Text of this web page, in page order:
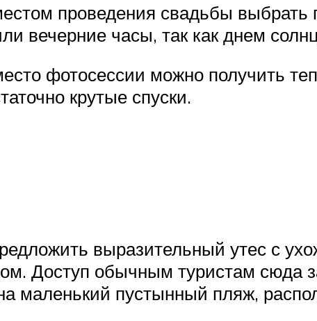
проведения свадьбы
вечерние часы, так как днем
фотосессии можно получить
крутые спуски.
выразительный утес с
Доступ обычным туристам сюда
маленький пустынный пляж,